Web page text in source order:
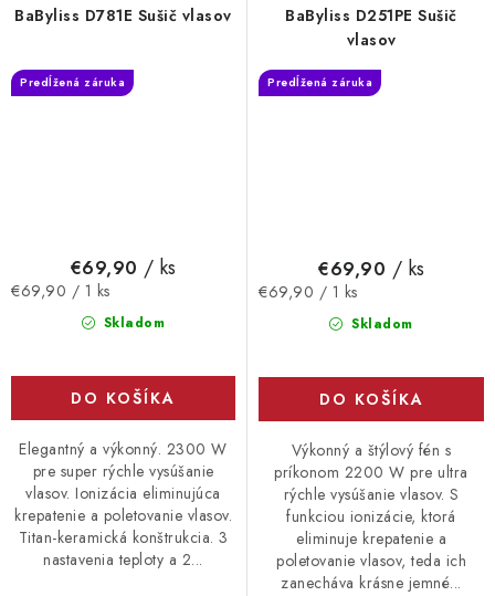
BaByliss D781E Sušič vlasov
Predĺžená záruka
Skladom
€69,90 / ks
Jednotková
€69,90 / 1 ks
DO KOŠÍKA
Elegantný a výkonný. 2300 W
pre super rýchle vysúšanie
vlasov. Ionizácia eliminujúca
krepatenie a poletovanie vlasov.
Titan-keramická konštrukcia. 3
nastavenia teploty a 2...
BaByliss D251PE Sušič
vlasov
Predĺžená záruka
Skladom
€69,90 / ks
Jednotková
€69,90 / 1 ks
DO KOŠÍKA
Výkonný a štýlový fén s
príkonom 2200 W pre ultra
rýchle vysúšanie vlasov. S
funkciou ionizácie, ktorá
eliminuje krepatenie a
poletovanie vlasov, teda ich
zanecháva krásne jemné...